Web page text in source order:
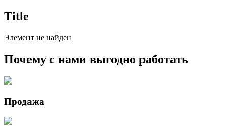
Title
Элемент не найден
Почему с нами выгодно работать
Продажа